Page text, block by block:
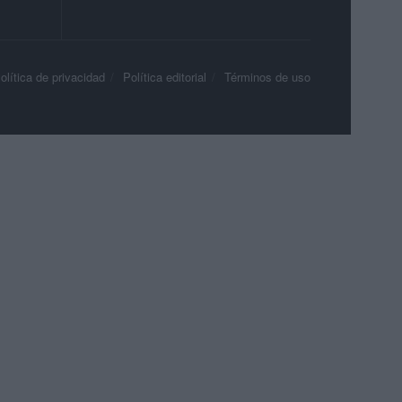
de privacidad Política editorial Términos de uso